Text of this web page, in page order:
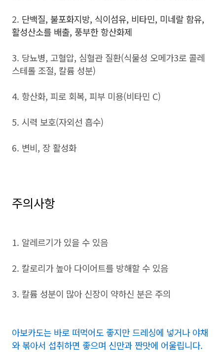
2. 단백질, 불포화지방, 식이섬유, 비타민, 미네랄 함유,
활성산소를 배출, 풍부한 항산화제
3. 당뇨병, 고혈압, 심혈관 질환(식물성 오메가3로 콜레
스테롤 조절, 칼륨 성분)
4. 항산화, 피로 회복, 피부 미용(비타민 C)
5. 시력 보호(자외선 흡수)
6. 변비, 장 활성화
주의사항
1. 알레르기가 있을 수 있음
2. 칼로리가 높아 다이어트를 방해할 수 있음
3. 칼륨 성분이 많아 신장이 약하신 분은 주의
아보카도는 바로 떠먹어도 좋지만 드레싱에 넣거나 야채
와 볶아서 섭취하면 좋으며 신만과 짠맛에 어울립니다.